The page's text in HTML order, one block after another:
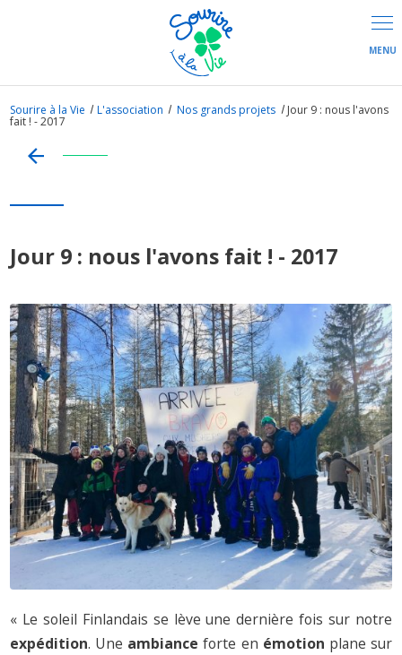
Sourire à la Vie L'association Nos grands projets Jour 9 : nous l'avons
fait ! - 2017
Jour 9 : nous l'avons fait ! - 2017
« Le soleil Finlandais se lève une dernière fois sur notre
expédition. Une ambiance forte en émotion plane sur
Panneau de gestion des cookies